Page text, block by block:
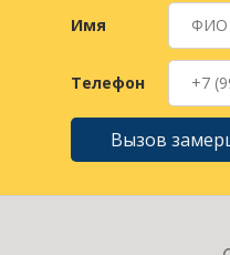
Имя
Телефон
Вызов